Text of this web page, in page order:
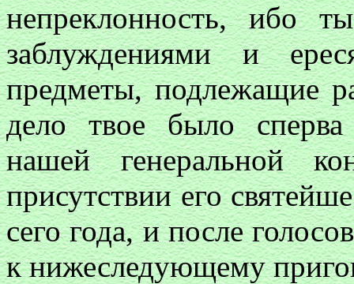
непреклонность, ибо
заблуждениями и
предметы, подлежащие
дело твое было сперва
нашей генеральной
присутствии его
сего года, и после
к нижеследующему